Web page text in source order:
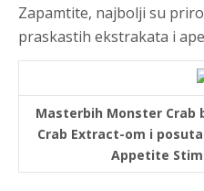
Zapamtite, najbolji su
praskastih ekstrakata i
Masterbih Monster Crab
Crab Extract-om i
Appetite